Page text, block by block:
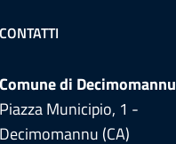
CONTATTI
Comune di Decimomannu
Piazza Municipio, 1 -
Decimomannu (CA)